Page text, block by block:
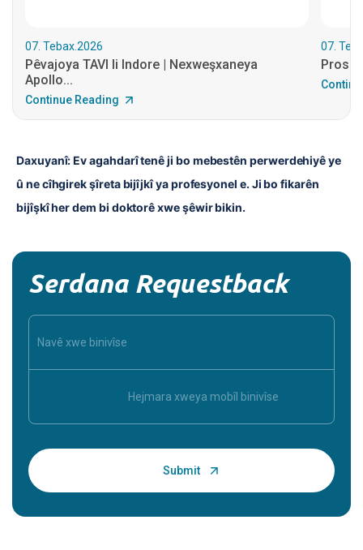
07. Tebax.2026
Pêvajoya TAVI li Indore | Nexweşxaneya
Apollo...
Continue Reading
07.
Daxuyanî: Ev agahdarî tenê ji bo mebestên perwerdehiyê ye
û ne cîhgirek şîreta bijîjkî ya profesyonel e. Ji bo fikarên
bijîşkî her dem bi doktorê xwe şêwir bikin.
Serdana Requestback